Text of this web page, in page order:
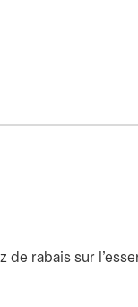
rabais sur